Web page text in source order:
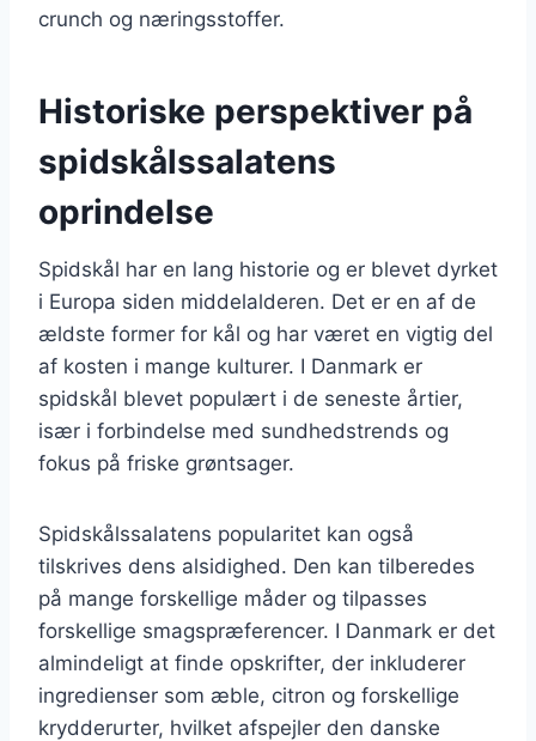
crunch og næringsstoffer.
Historiske perspektiver på
spidskålssalatens
oprindelse
Spidskål har en lang historie og er blevet dyrket
i Europa siden middelalderen. Det er en af de
ældste former for kål og har været en vigtig del
af kosten i mange kulturer. I Danmark er
spidskål blevet populært i de seneste årtier,
især i forbindelse med sundhedstrends og
fokus på friske grøntsager.
Spidskålssalatens popularitet kan også
tilskrives dens alsidighed. Den kan tilberedes
på mange forskellige måder og tilpasses
forskellige smagspræferencer. I Danmark er det
almindeligt at finde opskrifter, der inkluderer
ingredienser som æble, citron og forskellige
krydderurter, hvilket afspejler den danske